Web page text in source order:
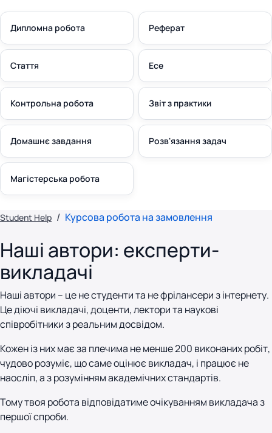
Дипломна робота Реферат
Стаття Есе
Контрольна робота Звіт з практики
Домашнє завдання Розв'язання задач
Магістерська робота
Student Help Курсова робота на замовлення
Наші автори: експерти-
викладачі
Наші автори – це не студенти та не фрілансери з інтернету.
Це діючі викладачі, доценти, лектори та наукові
співробітники з реальним досвідом.
Кожен із них має за плечима не менше 200 виконаних робіт,
чудово розуміє, що саме оцінює викладач, і працює не
наосліп, а з розумінням академічних стандартів.
Тому твоя робота відповідатиме очікуванням викладача з
першої спроби.